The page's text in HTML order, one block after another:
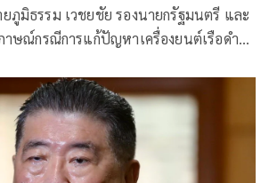
ภูมิธรรม เวชยชัย รองนายกรัฐมนตรี และ
ษณ์กรณีการแก้ปัญหาเครื่องยนต์เรือดำน้ำ